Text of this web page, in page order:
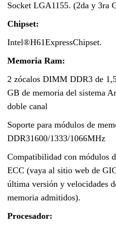
Socket LGA1155. (2da y 3ra
Chipset:
Intel®H61ExpressChipset.
Memoria Ram:
2 zócalos DIMM DDR3 de
GB de memoria del sistema
doble canal
Soporte para módulos de
DDR31600/1333/1066MHz
Compatibilidad con módulos
ECC (vaya al sitio web de
última versión y velocidades
memoria admitidos).
Procesador: